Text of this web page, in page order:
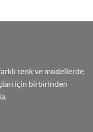
renk ve modellerde
için birbirinden